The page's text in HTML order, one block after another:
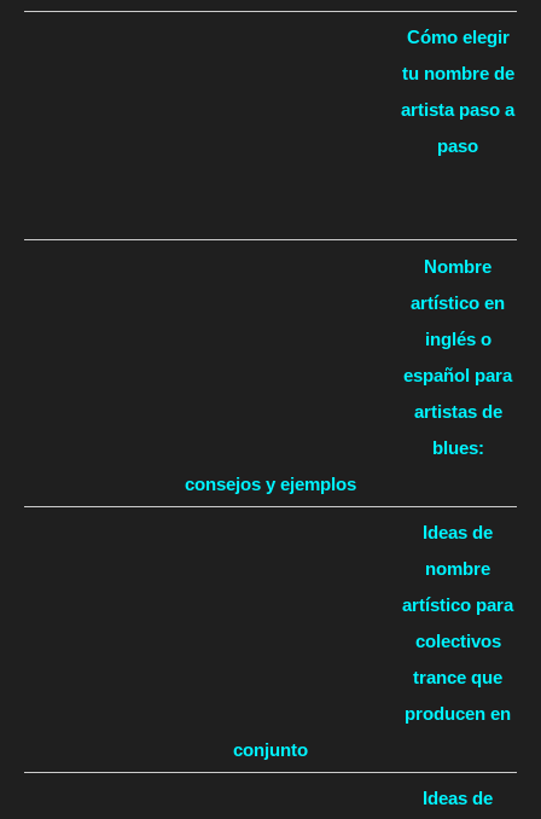
Cómo elegir
tu nombre de
artista paso a
paso
Nombre
artístico en
inglés o
español para
artistas de
blues:
consejos y ejemplos
Ideas de
nombre
artístico para
colectivos
trance que
producen en
conjunto
Ideas de